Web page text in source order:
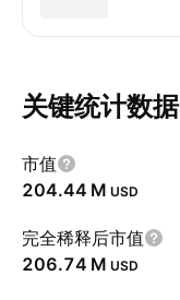
关键统计数据
市值
‪204.44 M‬ USD
完全稀释后市值
‪206.74 M‬ USD